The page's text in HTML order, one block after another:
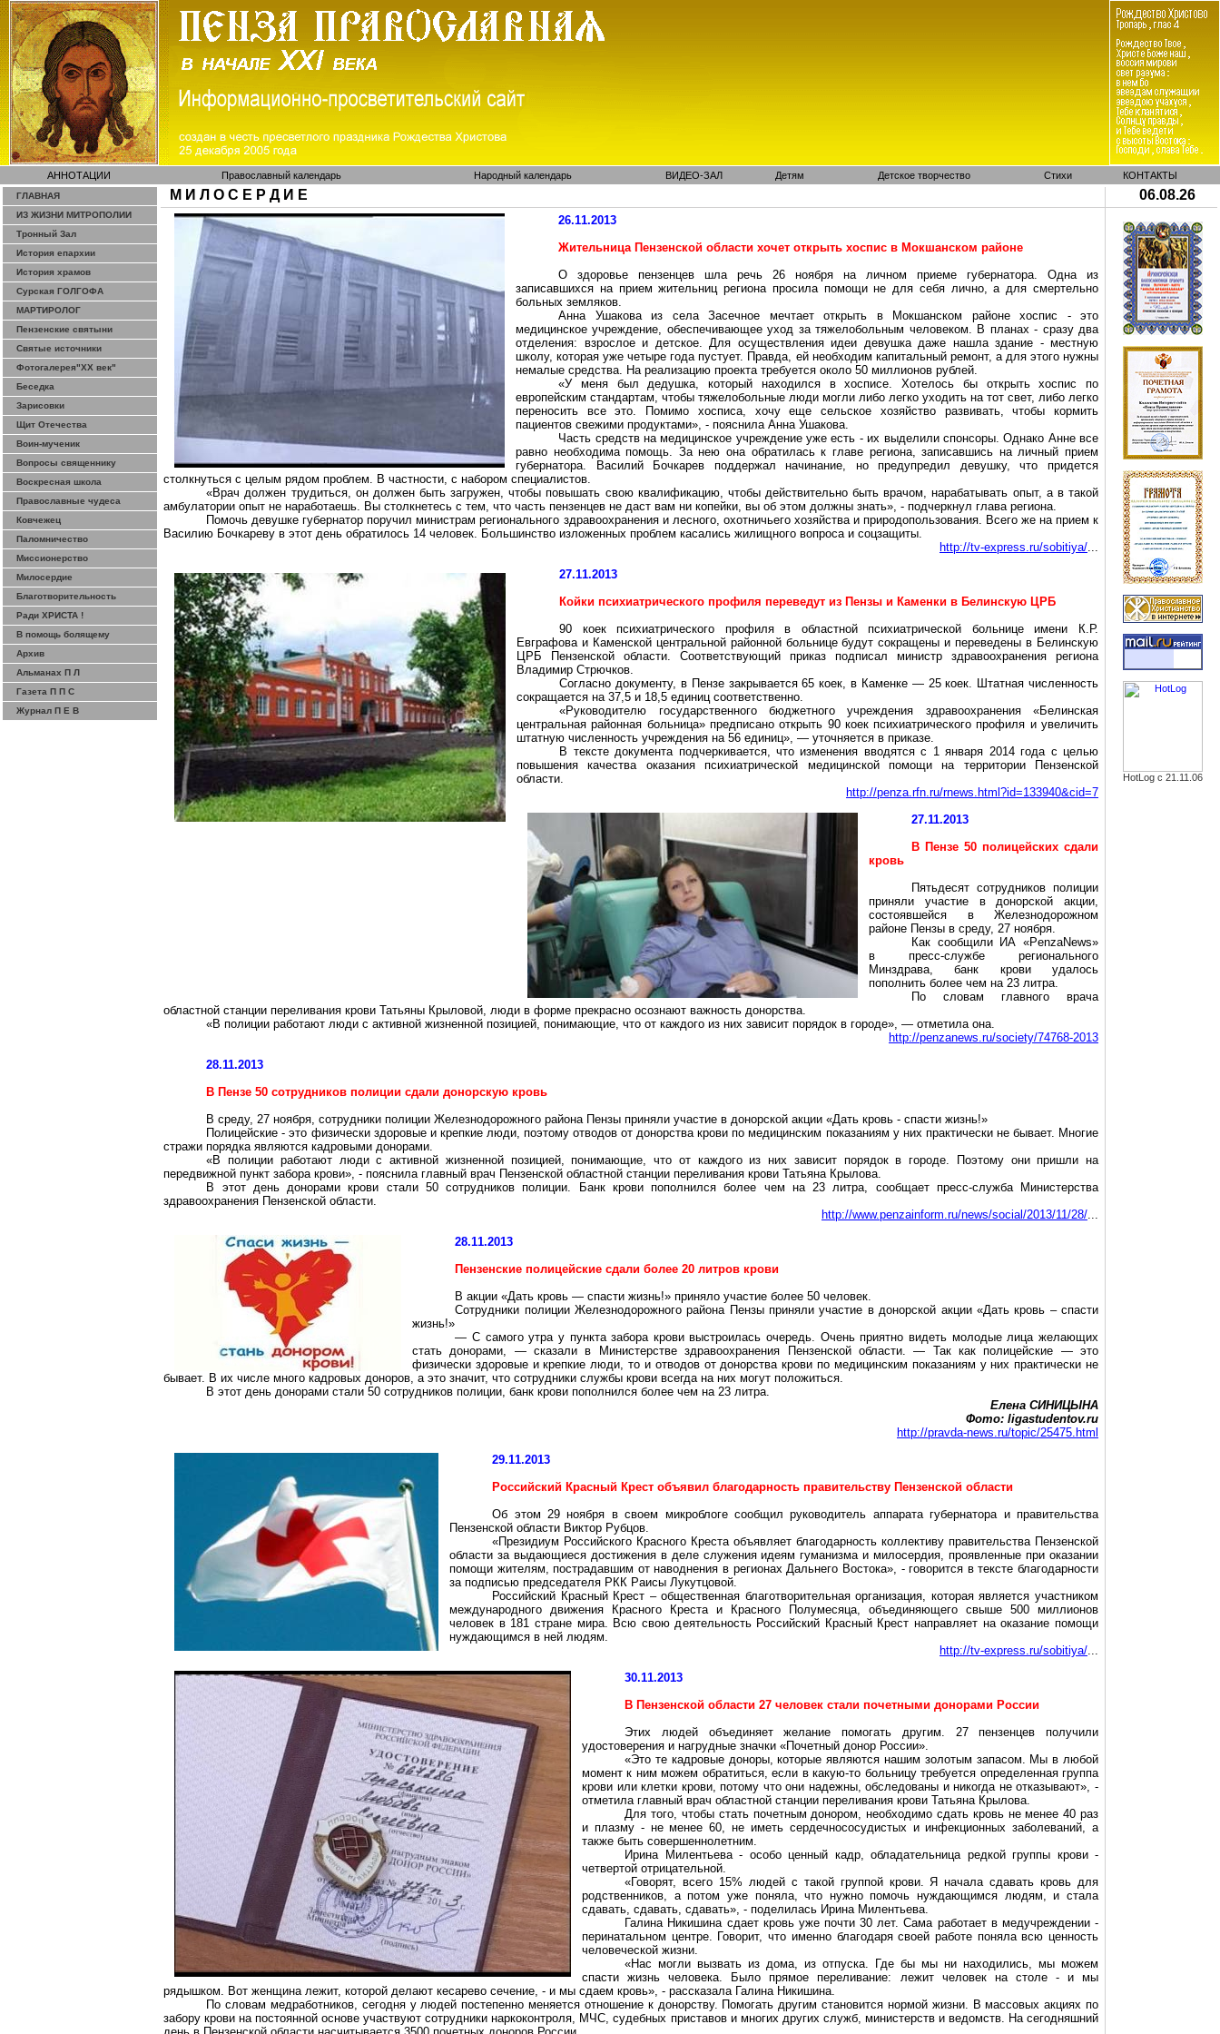
АННОТАЦИИ Православный календарь Народный календарь ВИДЕО-ЗАЛ Детям Детское творчество Стихи КОНТАКТЫ
ГЛАВНАЯ
ИЗ ЖИЗНИ МИТРОПОЛИИ
Тронный Зал
История епархии
История храмов
Сурская ГОЛГОФА
МАРТИРОЛОГ
Пензенские святыни
Святые источники
Фотогалерея"ХХ век"
Беседка
Зарисовки
Щит Отечества
Воин-мученик
Вопросы священнику
Воскресная школа
Православные чудеса
Ковчежец
Паломничество
Миссионерство
Милосердие
Благотворительность
Ради ХРИСТА !
В помощь болящему
Архив
Альманах П Л
Газета П П С
Журнал П Е В
М И Л О С Е Р Д И Е 06.08.26
26.11.2013
Жительница Пензенской области хочет открыть хоспис в Мокшанском районе
О здоровьепензенцев шла речь 26 ноября на личном приеме губернатора. Одна из
записавшихся на прием жительниц региона просила помощи не для себя лично, а для смертельно
больных земляков.
Анна Ушакова из села Засечное мечтает открыть в
Мокшанском районе хоспис - это
медицинское учреждение, обеспечивающее уход за тяжелобольным человеком. В планах - сразу два
отделения: взрослое и детское. Для осуществления идеи девушка даже нашла здание - местную
школу, которая уже четыре года пустует. Правда, ей необходим капитальный ремонт, а для этого нужны
немалые средства. На реализацию проекта требуется около 50 миллионов рублей.
«У меня был дедушка, который находился в хосписе. Хотелось бы открыть хоспис по
европейским стандартам, чтобы тяжелобольные люди могли либо легко уходить на тот свет, либо легко
переносить все это. Помимо хосписа, хочу еще сельское хозяйство развивать, чтобы кормить
пациентов свежими продуктами», - пояснила Анна Ушакова.
Часть средств на медицинское учреждение уже есть - их выделили спонсоры. Однако Анне все
равно необходима помощь. За нею она обратилась к главе региона, записавшись на личный прием
губернатора. Василий Бочкарев поддержал начинание, но предупредил девушку, что придется
столкнуться с целым рядом проблем. В частности, с набором специалистов.
«Врач должен трудиться, он должен быть загружен, чтобы повышать свою квалификацию, чтобы действительно быть врачом, нарабатывать опыт, а в такой
амбулатории опыт не наработаешь. Вы столкнетесь с тем, что часть пензенцев не даст вам ни копейки, вы об этом должны знать», - подчеркнул глава региона.
Помочь девушке губернатор поручил министрам регионального здравоохранения и лесного, охотничьего хозяйства и природопользования. Всего же на прием к
Василию Бочкареву в этот день обратилось 14 человек. Большинство изложенных проблем касались жилищного вопроса и соцзащиты.
http://tv-express.ru/sobitiya/...
27.11.2013
Койки психиатрического профиля переведут из Пензы и Каменки в Белинскую ЦРБ
90 коек психиатрического профиля в областной психиатрической больнице имени К.Р.
Евграфова и Каменской центральной районной больнице будут сокращены и переведены в Белинскую
ЦРБ Пензенской области. Соответствующий приказ подписал министр здравоохранения региона
Владимир Стрючков.
Согласно документу, в Пензе закрывается 65 коек, в Каменке — 25 коек. Штатная численность
сокращается на 37,5 и 18,5 единиц соответственно.
«Руководителю государственного бюджетного учреждения здравоохранения «Белинская
центральная районная больница» предписано открыть 90 коек психиатрического профиля и увеличить
штатную численность учреждения на 56 единиц», — уточняется в приказе.
В тексте документа подчеркивается, что изменения вводятся с 1 января 2014 года с целью
повышения качества оказания психиатрической медицинской помощи на территории Пензенской
области.
http://penza.rfn.ru/rnews.html?id=133940&cid=7
27.11.2013
В Пензе 50 полицейских сдали
кровь
Пятьдесят сотрудников полиции
приняли участие в донорской акции,
состоявшейся в Железнодорожном
районе Пензы в среду, 27 ноября.
Как сообщили ИА «PenzaNews»
в пресс-службе регионального
Минздрава, банк крови удалось
пополнить более чем на 23 литра.
По словам главного врача
областной станции переливания крови Татьяны Крыловой, люди в форме прекрасно осознают важность донорства.
«В полиции работают люди с активной жизненной позицией, понимающие, что от каждого из них зависит порядок в городе», — отметила она.
http://penzanews.ru/society/74768-2013
28.11.2013
В Пензе 50 сотрудников полиции сдали донорскую кровь
В среду, 27 ноября, сотрудники полиции Железнодорожного района Пензы приняли участие в донорской акции «Дать кровь - спасти жизнь!»
Полицейские - это физически здоровые и крепкие люди, поэтому отводов от донорства крови по медицинским показаниям у них практически не бывает. Многие
стражи порядка являются кадровыми донорами.
«В полиции работают люди с активной жизненной позицией, понимающие, что от каждого из них зависит порядок в городе. Поэтому они пришли на
передвижной пункт забора крови», - пояснила главный врач Пензенской областной станции переливания крови Татьяна Крылова.
В этот день донорами крови стали 50 сотрудников полиции. Банк крови пополнился более чем на 23 литра, сообщает пресс-служба Министерства
здравоохранения Пензенской области.
http://www.penzainform.ru/news/social/2013/11/28/...
28.11.2013
Пензенские полицейские сдали более20 литров крови
В акции «Дать кровь — спасти жизнь!» приняло участие более 50 человек.
Сотрудники полиции Железнодорожного района Пензы приняли участие в донорской акции «Дать кровь – спасти
жизнь!»
— С самого утра у пункта забора крови выстроилась очередь. Очень приятно видеть молодые лица желающих
стать донорами, — сказали в Министерстве здравоохранения Пензенской области. — Так как полицейские — это
физически здоровые и крепкие люди, то и отводов от донорства крови по медицинским показаниям у них практически не
бывает. В их числе много кадровых доноров, а это значит, что сотрудники службы крови всегда на них могут положиться.
В этот день донорами стали 50 сотрудников полиции, банк крови пополнился более чем на 23 литра.
Елена СИНИЦЫНА
Фото: ligastudentov.ru
http://pravda-news.ru/topic/25475.html
29.11.2013
Российский Красный Крест объявил благодарность правительству Пензенской области
Об этом 29 ноября в своем микроблогесообщил руководитель аппарата губернатора и правительства
Пензенской области Виктор Рубцов.
«Президиум Российского Красного Креста объявляет благодарность коллективу правительства Пензенской
области за выдающиеся достижения в деле служения идеям гуманизма и милосердия, проявленные при оказании
помощи жителям, пострадавшим от наводнения в регионах Дальнего Востока», - говорится в тексте благодарности
за подписью председателя РКК Раисы Лукутцовой.
Российский Красный Крест – общественная благотворительная организация, которая является участником
международного движения Красного Креста и Красного Полумесяца, объединяющего свыше 500 миллионов
человек в 181 стране мира. Всю свою деятельность Российский Красный Крест направляет на оказание помощи
нуждающимся в ней людям.
http://tv-express.ru/sobitiya/...
30.11.2013
В Пензенской области 27 человек стали почетными донорами России
Этих людей объединяет желание помогать другим. 27пензенцев получили
удостоверения и нагрудные значки «Почетный донор России».
«Это те кадровые доноры, которые являются нашим золотым запасом. Мы в любой
момент к ним можем обратиться, если в какую-то больницу требуется определенная группа
крови или клетки крови, потому что они надежны, обследованы и никогда не отказывают», -
отметила главный врач областной станции переливания крови Татьяна Крылова.
Для того, чтобы стать почетным донором, необходимо сдать кровь не менее 40 раз
и плазму - не менее 60, не иметь сердечнососудистых и инфекционных заболеваний, а
также быть совершеннолетним.
Ирина Милентьева- особо ценный кадр, обладательница редкой группы крови -
четвертой отрицательной.
«Говорят, всего 15% людей с такой группой крови. Я начала сдавать кровь для
родственников, а потом уже поняла, что нужно помочь нуждающимся людям, и стала
сдавать, сдавать, сдавать», - поделилась Ирина Милентьева.
Галина Никишина сдает кровь уже почти 30 лет. Сама работает в медучреждении -
перинатальном центре. Говорит, что именно благодаря своей работе поняла всю ценность
человеческой жизни.
«Нас могли вызвать из дома, из отпуска. Где бы мы ни находились, мы можем
спасти жизнь человека. Было прямое переливание: лежит человек на столе - и мы
рядышком. Вот женщина лежит, которой делают кесарево сечение, - и мы сдаем кровь», - рассказала Галина Никишина.
По словам медработников, сегодня у людей постепенно меняется отношение к донорству. Помогать другим становится нормой жизни. В массовых акциях по
забору крови на постоянной основе участвуют сотрудникинаркоконтроля, МЧС, судебных приставов и многих других служб, министерств и ведомств. На сегодняшний
HotLog с 21.11.06